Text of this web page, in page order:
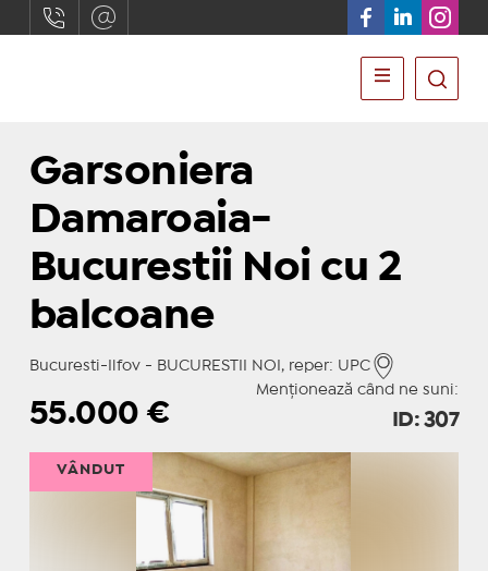
Garsoniera
Damaroaia-
Bucurestii Noi cu 2
balcoane
Bucuresti-Ilfov - BUCURESTII NOI, reper: UPC
Menționează când ne suni:
55.000€ ID: 307
VÂNDUT